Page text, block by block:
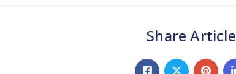
Share Article